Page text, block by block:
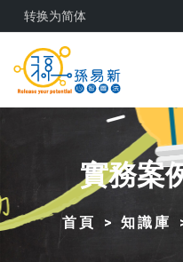
转换为简体
實務案
首頁 知識庫